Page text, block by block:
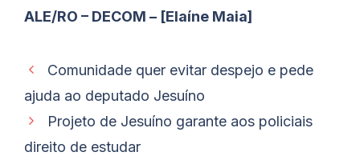
ALE/RO – DECOM – [Elaíne Maia]
Comunidade quer evitar despejo e pede
ajuda ao deputado Jesuíno
Projeto de Jesuíno garante aos policiais
direito de estudar